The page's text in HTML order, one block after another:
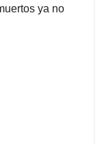
ya no